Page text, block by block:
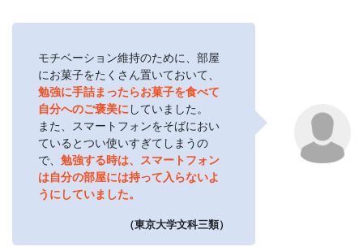
モチベーション維持のために、部屋
にお菓子をたくさん置いておいて、
勉強に手詰まったらお菓子を食べて
自分へのご褒美に していました。
また、スマートフォンをそばにおい
ているとつい使いすぎてしまうの
で、 勉強する時は、スマートフォン
は自分の部屋には持って入らないよ
うにしていました。
（東京大学文科三類）